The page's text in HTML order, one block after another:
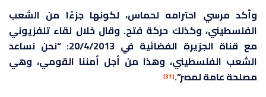
وأكد مرسي احترامه لحماس، لكونها جزءًا من الشعب
الفلسطيني، وكذلك حركة فتح. وقال خلال لقاء تلفزيوني
مع قناة الجزيرة الفضائية في 20/4/2013: “نحن نساعد
الشعب الفلسطيني، وهذا من أجل أمننا القومي، وهي
مصلحة عامة لمصر”.[31]